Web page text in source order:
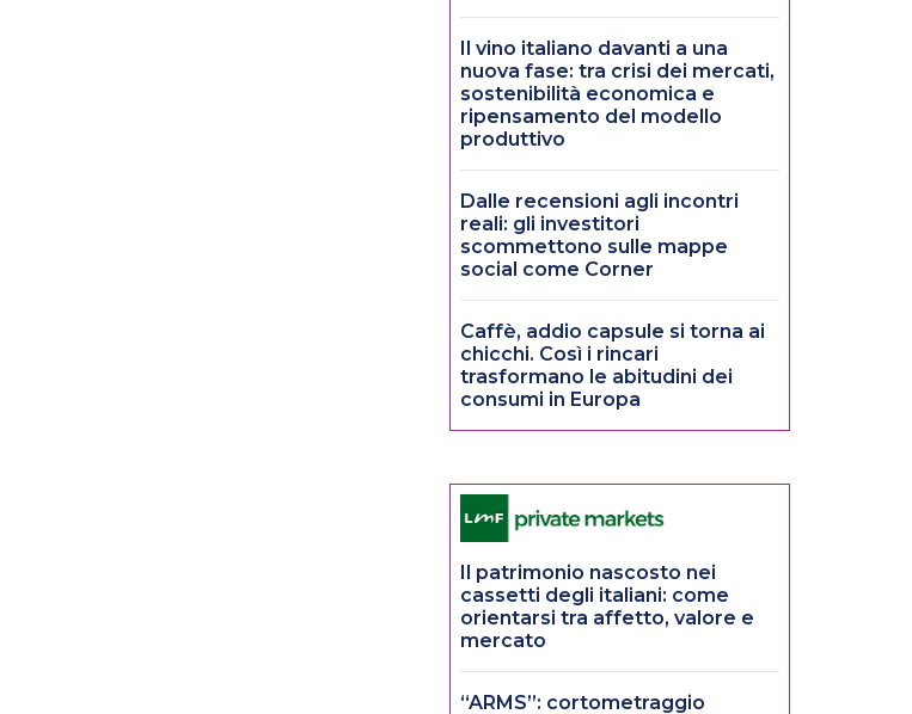
Il vino italiano davanti a una
nuova fase: tra crisi dei mercati,
sostenibilità economica e
ripensamento del modello
produttivo
Dalle recensioni agli incontri
reali: gli investitori
scommettono sulle mappe
social come Corner
Caffè, addio capsule si torna ai
chicchi. Così i rincari
trasformano le abitudini dei
consumi in Europa
Il patrimonio nascosto nei
cassetti degli italiani: come
orientarsi tra affetto, valore e
mercato
“ARMS”: cortometraggio